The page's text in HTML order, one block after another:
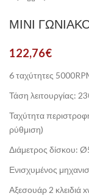
ΜΊΝΙ
122,76€
6 ταχύτητες
Τάση λειτουργίας:
Ταχύτητα
ρύθμιση)
Διάμετρος δίσκου:
Ενισχυμένος
Αξεσουάρ 2